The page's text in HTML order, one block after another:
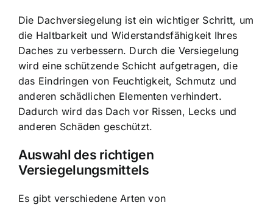
Die Dachversiegelung ist ein wichtiger Schritt, um
die Haltbarkeit und Widerstandsfähigkeit Ihres
Daches zu verbessern. Durch die Versiegelung
wird eine schützende Schicht aufgetragen, die
das Eindringen von Feuchtigkeit, Schmutz und
anderen schädlichen Elementen verhindert.
Dadurch wird das Dach vor Rissen, Lecks und
anderen Schäden geschützt.
Auswahl des richtigen
Versiegelungsmittels
Es gibt verschiedene Arten von